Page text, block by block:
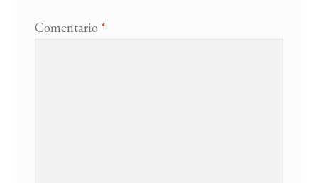
Comentario *